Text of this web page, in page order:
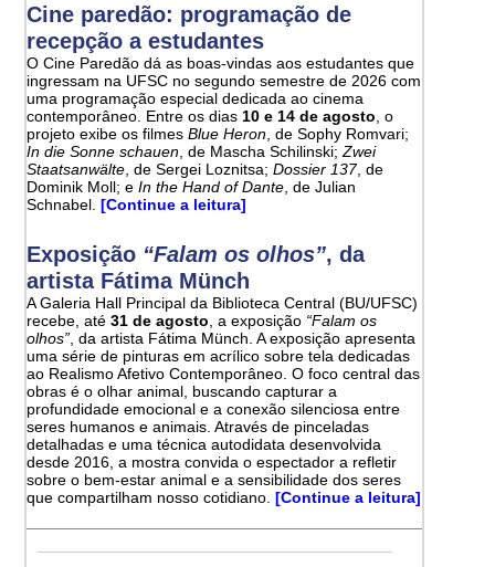
Cine paredão: programação de
recepção a estudantes
O Cine Paredão dá as boas-vindas aos estudantes que
ingressam na UFSC no segundo semestre de 2026 com
uma programação especial dedicada ao cinema
contemporâneo. Entre os dias 10 e 14 de agosto , o
projeto exibe os filmesBlue Heron , de Sophy Romvari;
In die Sonne schauen , de Mascha Schilinski;Zwei
Staatsanwälte , de Sergei Loznitsa;Dossier 137, de
Dominik Moll; eIn the Hand of Dante , de Julian
Schnabel. [Continue a leitura]
Exposição “Falam os olhos”, da
artista Fátima Münch
A Galeria Hall Principal da Biblioteca Central (BU/UFSC)
recebe, até 31 de agosto , a exposição “Falam os
olhos” , da artista Fátima Münch. A exposição apresenta
uma série de pinturas em acrílico sobre tela dedicadas
ao Realismo Afetivo Contemporâneo. O foco central das
obras é o olhar animal, buscando capturar a
profundidade emocional e a conexão silenciosa entre
seres humanos e animais. Através de pinceladas
detalhadas e uma técnica autodidata desenvolvida
desde 2016, a mostra convida o espectador a refletir
sobre o bem-estar animal e a sensibilidade dos seres
que compartilham nosso cotidiano. [Continue a leitura]